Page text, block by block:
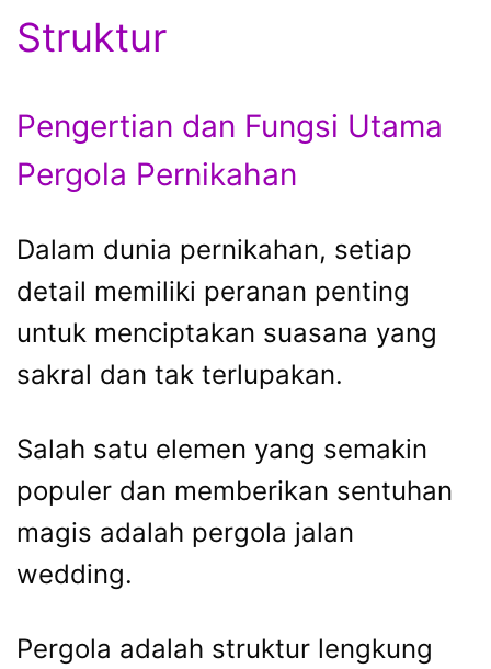
Struktur
Pengertian dan Fungsi Utama
Pergola Pernikahan
Dalam dunia pernikahan, setiap
detail memiliki peranan penting
untuk menciptakan suasana yang
sakral dan tak terlupakan.
Salah satu elemen yang semakin
populer dan memberikan sentuhan
magis adalah pergola jalan
wedding.
Pergola adalah struktur lengkung